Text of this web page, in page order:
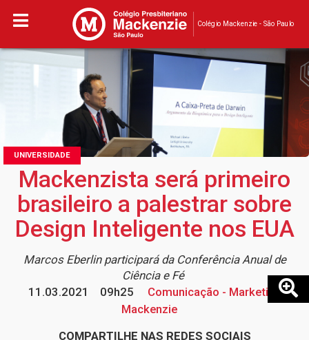
Colégio Mackenzie - São Paulo
UNIVERSIDADE
Mackenzista será primeiro
brasileiro a palestrar sobre
Design Inteligente nos EUA
Marcos Eberlin participará da Conferência Anual de
Ciência e Fé
11.03.2021
09h25
Comunicação - Marketing
Mackenzie
COMPARTILHE NAS REDES SOCIAIS